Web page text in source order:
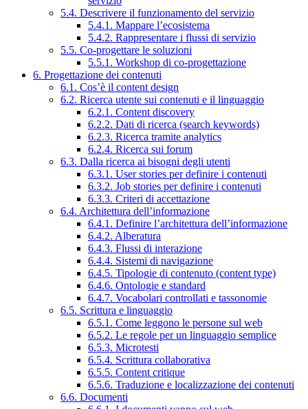
5.4. Descrivere il funzionamento del servizio
5.4.1. Mappare l’ecosistema
5.4.2. Rappresentare i flussi di servizio
5.5. Co-progettare le soluzioni
5.5.1. Workshop di co-progettazione
6. Progettazione dei contenuti
6.1. Cos’è il content design
6.2. Ricerca utente sui contenuti e il linguaggio
6.2.1. Content discovery
6.2.2. Dati di ricerca (search keywords)
6.2.3. Ricerca tramite analytics
6.2.4. Ricerca sui forum
6.3. Dalla ricerca ai bisogni degli utenti
6.3.1. User stories per definire i contenuti
6.3.2. Job stories per definire i contenuti
6.3.3. Criteri di accettazione
6.4. Architettura dell’informazione
6.4.1. Definire l’architettura dell’informazione
6.4.2. Alberatura
6.4.3. Flussi di interazione
6.4.4. Sistemi di navigazione
6.4.5. Tipologie di contenuto (content type)
6.4.6. Ontologie e standard
6.4.7. Vocabolari controllati e tassonomie
6.5. Scrittura e linguaggio
6.5.1. Come leggono le persone sul web
6.5.2. Le regole per un linguaggio semplice
6.5.3. Microtesti
6.5.4. Scrittura collaborativa
6.5.5. Content critique
6.5.6. Traduzione e localizzazione dei contenuti
6.6. Documenti